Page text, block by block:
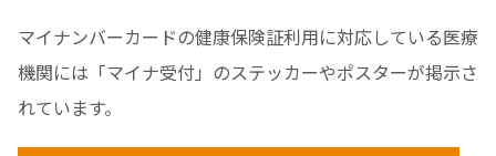
マイナンバーカードの健康保険証利用に対応している医療
機関には「マイナ受付」のステッカーやポスターが掲示さ
れています。